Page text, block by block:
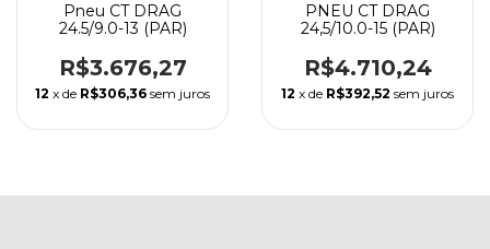
Pneu CT DRAG
24.5/9.0-13 (PAR)
R$3.676,27
12 x de R$306,36 sem juros
PNEU CT DRAG
24,5/10.0-15 (PAR)
R$4.710,24
12 x de R$392,52 sem juros